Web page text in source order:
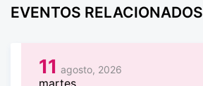
EVENTOS RELACIONADOS
11 agosto, 2026